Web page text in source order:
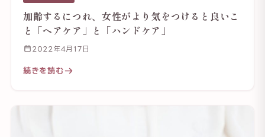
加齢するにつれ、女性がより気をつけると良いこ
と「ヘアケア」と「ハンドケア」
2022年4月17日
続きを読む